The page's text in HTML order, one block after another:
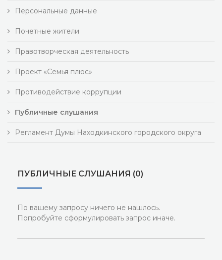
Персональные данные
Почетные жители
Правотворческая деятельность
Проект «Семья плюс»
Противодействие коррупции
Публичные слушания
Регламент Думы Находкинского городского округа
ПУБЛИЧНЫЕ СЛУШАНИЯ (0)
По вашему запросу ничего не нашлось.
Попробуйте сформулировать запрос иначе.